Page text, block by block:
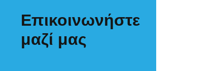
Επικοινωνήστε
μαζί μας